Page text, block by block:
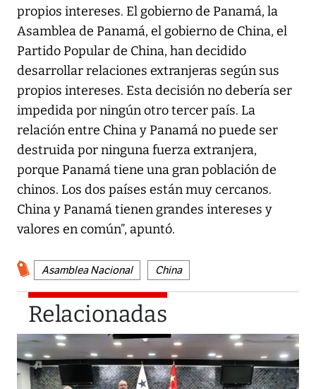
propios intereses. El gobierno de Panamá, la
Asamblea de Panamá, el gobierno de China, el
Partido Popular de China, han decidido
desarrollar relaciones extranjeras según sus
propios intereses. Esta decisión no debería ser
impedida por ningún otro tercer país. La
relación entre China y Panamá no puede ser
destruida por ninguna fuerza extranjera,
porque Panamá tiene una gran población de
chinos. Los dos países están muy cercanos.
China y Panamá tienen grandes intereses y
valores en común”, apuntó.
Asamblea Nacional China
Relacionadas